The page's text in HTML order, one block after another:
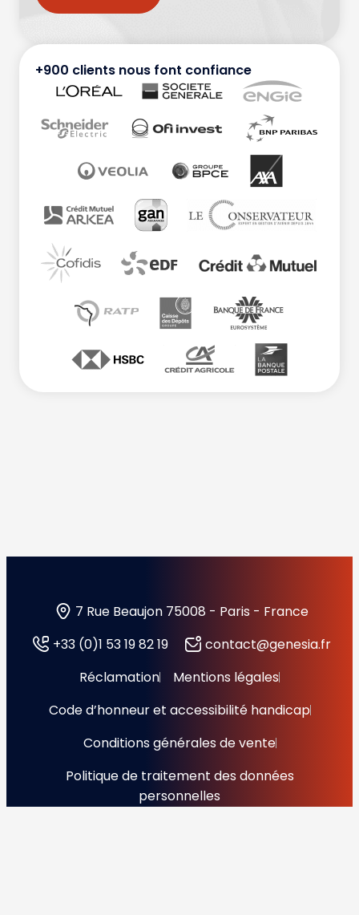
+900 clients nous font confiance
7 Rue Beaujon 75008 - Paris - France
+33 (0)1 53 19 82 19
contact@genesia.fr
Réclamation
Mentions légales
Code d’honneur et accessibilité handicap
Conditions générales de vente
Politique de traitement des données
personnelles